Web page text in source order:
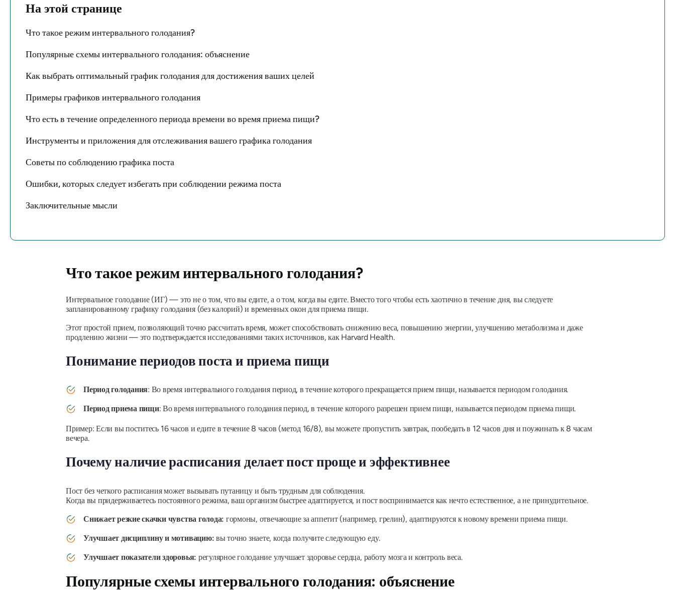
На этой странице
Что такое режим интервального голодания?
Популярные схемы интервального голодания: объяснение
Как выбрать оптимальный график голодания для достижения ваших целей
Примеры графиков интервального голодания
Что есть в течение определенного периода времени во время приема пищи?
Инструменты и приложения для отслеживания вашего графика голодания
Советы по соблюдению графика поста
Ошибки, которых следует избегать при соблюдении режима поста
Заключительные мысли
Что такое режим интервального голодания?
Интервальное голодание (ИГ) — это не о том, что вы едите, а о том, когда вы едите. Вместо того чтобы есть хаотично в течение дня, вы следуете
запланированному графику голодания (без калорий) и временных окон для приема пищи.
Этот простой прием, позволяющий точно рассчитать время, может способствовать снижению веса, повышению энергии, улучшению метаболизма и даже
продлению жизни — это подтверждается исследованиями таких источников, как Harvard Health.
Понимание периодов поста и приема пищи
Период голодания: Во время интервального голодания период, в течение которого прекращается прием пищи, называется периодом голодания.
Период приема пищи: Во время интервального голодания период, в течение которого разрешен прием пищи, называется периодом приема пищи.
Пример: Если вы поститесь 16 часов и едите в течение 8 часов (метод 16/8), вы можете пропустить завтрак, пообедать в 12 часов дня и поужинать к 8 часам
вечера.
Почему наличие расписания делает пост проще и эффективнее
Пост без четкого расписания может вызывать путаницу и быть трудным для соблюдения.
Когда вы придерживаетесь постоянного режима, ваш организм быстрее адаптируется, и пост воспринимается как нечто естественное, а не принудительное.
Снижает резкие скачки чувства голода: гормоны, отвечающие за аппетит (например, грелин), адаптируются к новому времени приема пищи.
Улучшает дисциплину и мотивацию: вы точно знаете, когда получите следующую еду.
Улучшает показатели здоровья: регулярное голодание улучшает здоровье сердца, работу мозга и контроль веса.
Популярные схемы интервального голодания: объяснение